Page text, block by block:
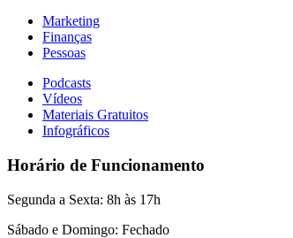
Marketing
Finanças
Pessoas
Podcasts
Vídeos
Materiais Gratuitos
Infográficos
Horário de Funcionamento
Segunda a Sexta: 8h às 17h
Sábado e Domingo: Fechado